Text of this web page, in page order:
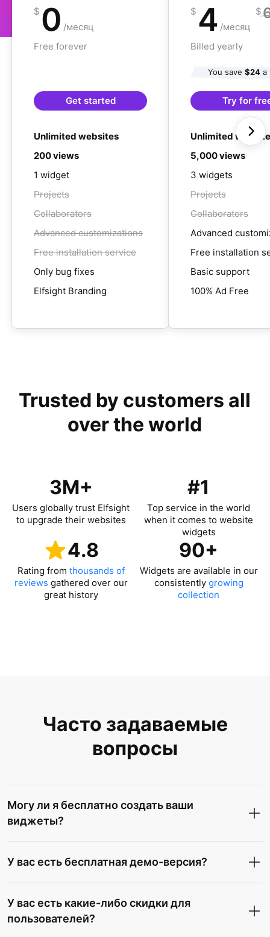
$ 0 /месяц
Free forever
Get started
Unlimited websites
200 views
1 widget
Projects
Collaborators
Advanced customizations
Free installation service
Only bug fixes
Elfsight Branding
$ 4 /месяц
$
Billed yearly
You save $24a
Try for
Unlimited
5,000 views
3 widgets
Projects
Collaborators
Advanced
Free installation
Basic support
100% Ad Free
Trusted by customers all
over the world
3M+
Users globally trust Elfsight
to upgrade their websites
#1
Top service in the world
when it comes to website
widgets
4.8
Rating from thousands of
reviews gathered over our
great history
90+
Widgets are available in our
consistently growing
collection
Часто задаваемые
вопросы
Могу ли я бесплатно создать ваши
виджеты?
У вас есть бесплатная демо-версия?
У вас есть какие-либо скидки для
пользователей?